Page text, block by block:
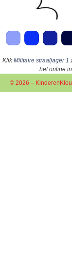
KlikMilitaire straaljager 1
het online
© 2026 –